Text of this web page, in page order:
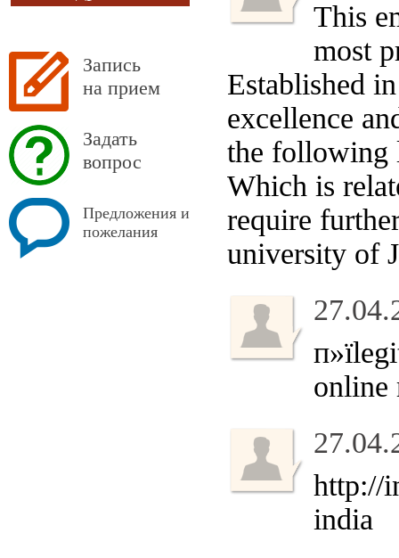
Запись
на прием
Задать
вопрос
Предложения и
пожелания
This
most
Established
excellence
the following
Which is
require
university of
online
http://
india